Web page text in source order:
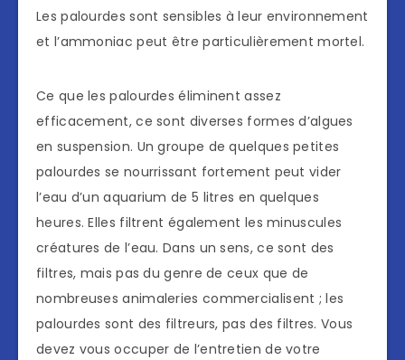
Les palourdes sont sensibles à leur environnement
et l’ammoniac peut être particulièrement mortel.
Ce que les palourdes éliminent assez
efficacement, ce sont diverses formes d’algues
en suspension. Un groupe de quelques petites
palourdes se nourrissant fortement peut vider
l’eau d’un aquarium de 5 litres en quelques
heures. Elles filtrent également les minuscules
créatures de l’eau. Dans un sens, ce sont des
filtres, mais pas du genre de ceux que de
nombreuses animaleries commercialisent ; les
palourdes sont des filtreurs, pas des filtres. Vous
devez vous occuper de l’entretien de votre